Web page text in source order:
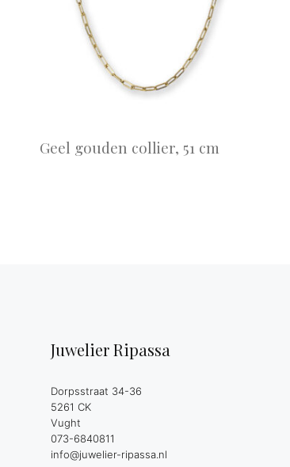
Geel gouden collier, 51 cm
Juwelier Ripassa
Dorpsstraat 34-36
5261 CK
Vught
073-6840811
info@juwelier-ripassa.nl